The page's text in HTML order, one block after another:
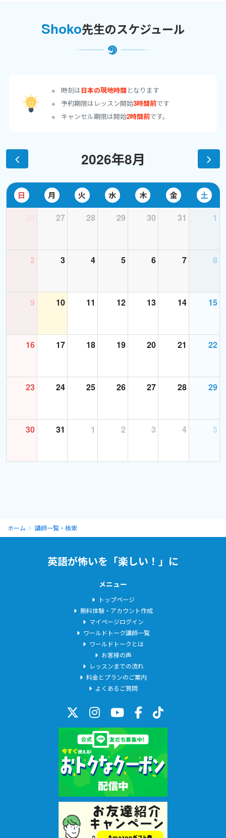
Cambridge Advanced English (C1)
♦︎ アドバンスレベルの方
♦︎ 専門用語
スケジュールは通常金曜日に翌週の予定を入れるようにしていま
Shoko先生のスケジュール
時刻は日本の現地時間 となります
予約期限はレッスン開始3時間前です
キャンセル期限は開始2時間前です。
2026年8月
日 月 火 水 木 金 土
27 28 29 30 31 1
2 3 4 5 6 7 8
9 10 11 12 13 14 15
16 17 18 19 20 21 22
23 24 25 26 27 28 29
30 31 1 2 3 4 5
ホーム 講師一覧・検索
英語が怖いを「楽しい！」に
メニュー
トップページ
無料体験・アカウント作成
マイページログイン
ワールドトーク講師一覧
ワールドトークとは
お客様の声
レッスンまでの流れ
料金とプランのご案内
よくあるご質問